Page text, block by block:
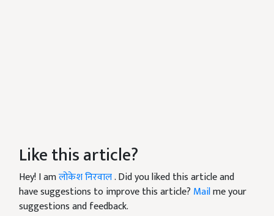
Like this article?
Hey! I amलोकेश निरवाल. Did you liked this article and
have suggestions to improve this article? Mailme your
suggestions and feedback.